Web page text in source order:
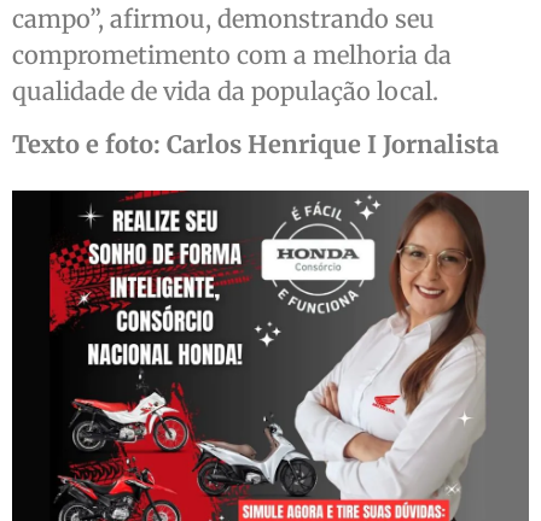
campo”, afirmou, demonstrando seu
comprometimento com a melhoria da
qualidade de vida da população local.
Texto e foto: Carlos Henrique I Jornalista